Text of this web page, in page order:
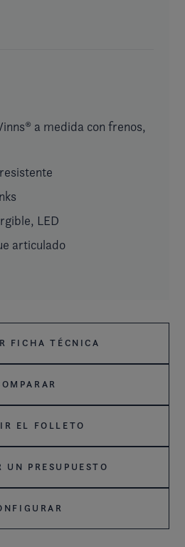
a medida con frenos,
LED
articulado
FICHA TÉCNICA
EL FOLLETO
UN PRESUPUESTO